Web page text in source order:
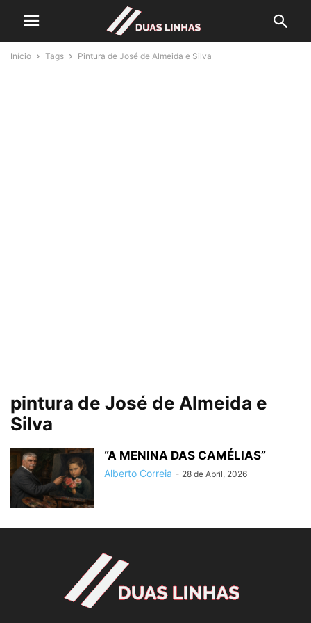
Início Tags Pintura de José de Almeida e Silva
pintura de José de Almeida e
Silva
“A MENINA DAS CAMÉLIAS”
Alberto Correia - 28 de Abril, 2026